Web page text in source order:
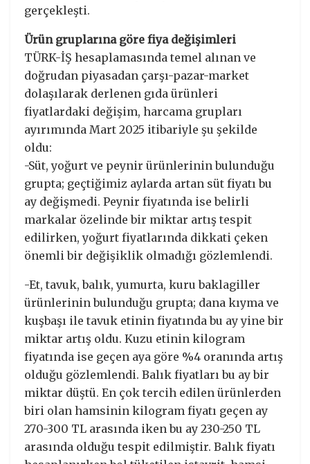
gerçekleşti.
Ürün gruplarına göre fiya değişimleri
TÜRK-İŞ hesaplamasında temel alınan ve
doğrudan piyasadan çarşı-pazar-market
dolaşılarak derlenen gıda ürünleri
fiyatlardaki değişim, harcama grupları
ayırımında Mart 2025 itibariyle şu şekilde
oldu:
-Süt, yoğurt ve peynir ürünlerinin bulunduğu
grupta; geçtiğimiz aylarda artan süt fiyatı bu
ay değişmedi. Peynir fiyatında ise belirli
markalar özelinde bir miktar artış tespit
edilirken, yoğurt fiyatlarında dikkati çeken
önemli bir değişiklik olmadığı gözlemlendi.
-Et, tavuk, balık, yumurta, kuru baklagiller
ürünlerinin bulunduğu grupta; dana kıyma ve
kuşbaşı ile tavuk etinin fiyatında bu ay yine bir
miktar artış oldu. Kuzu etinin kilogram
fiyatında ise geçen aya göre %4 oranında artış
olduğu gözlemlendi. Balık fiyatları bu ay bir
miktar düştü. En çok tercih edilen ürünlerden
biri olan hamsinin kilogram fiyatı geçen ay
270-300 TL arasında iken bu ay 230-250 TL
arasında olduğu tespit edilmiştir. Balık fiyatı